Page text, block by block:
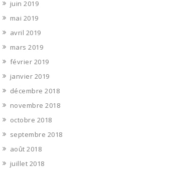
juin 2019
mai 2019
avril 2019
mars 2019
février 2019
janvier 2019
décembre 2018
novembre 2018
octobre 2018
septembre 2018
août 2018
juillet 2018